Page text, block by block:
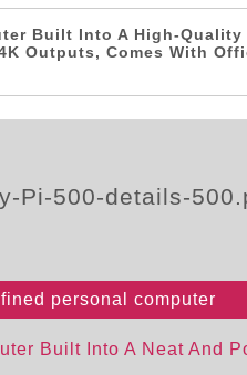
Built Into A High-Quality
Outputs, Comes With
personal computer
Built Into A Neat And